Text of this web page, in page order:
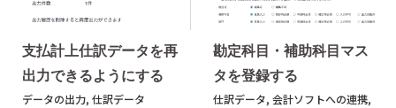
支払計上仕訳データを再
出力できるようにする
データの出力, 仕訳データ
勘定科目・補助科目マス
タを登録する
仕訳データ,会計ソフトへの連携,